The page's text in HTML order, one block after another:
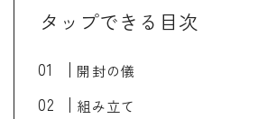
夜走り ナイトツーリング
楽天マガジン
タップできる目次
開封の儀
組み立て